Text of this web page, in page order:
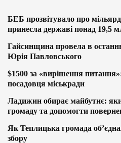
БЕБ прозвітувало про
принесла державі понад 19,5
Гайсинщина провела в
Юрія Павловського
$1500 за «вирішення
посадовця міськради
Ладижин обирає майбутнє:
громаду та допомогти
Як Теплицька громада
збору